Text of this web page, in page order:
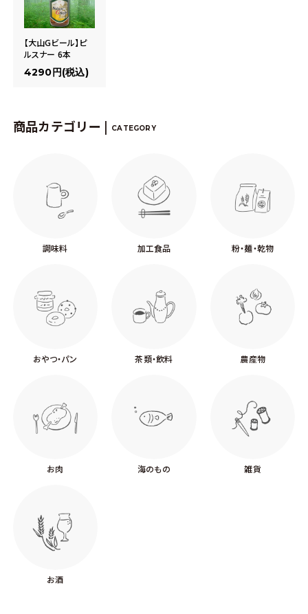
【大山Gビール】ピ
ルスナー 6本
4290円(税込)
商品カテゴリー | CATEGORY
調味料 加工食品 粉・麺・乾物
おやつ・パン 茶類・飲料 農産物
お肉 海のもの 雑貨
お酒